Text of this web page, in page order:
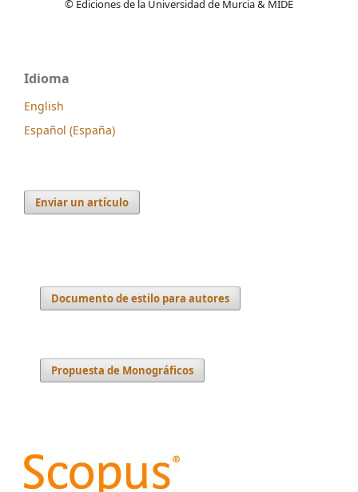
© Ediciones de la Universidad de Murcia & MIDE
Idioma
English
Español (España)
Enviar un artículo
Documento de estilo para autores
Propuesta de Monográficos